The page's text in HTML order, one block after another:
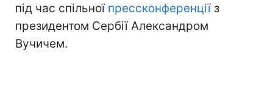
під час спільної прессконференціїз
президентом Сербії Александром
Вучичем.